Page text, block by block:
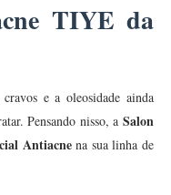
TIYE da
e a oleosidade ainda
Pensando nisso, aSalon
Antiacnena sua linha de